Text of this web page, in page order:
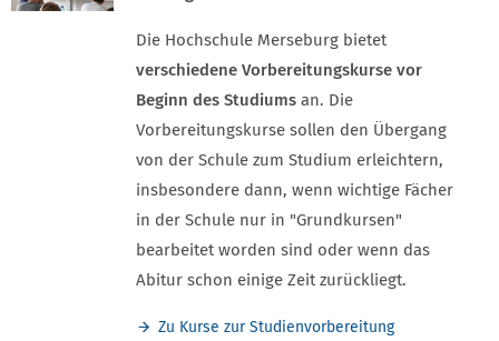
Die Hochschule Merseburg bietet
verschiedene Vorbereitungskurse vor
Beginn des Studiums an. Die
Vorbereitungskurse sollen den Übergang
von der Schule zum Studium erleichtern,
insbesondere dann, wenn wichtige Fächer
in der Schule nur in "Grundkursen"
bearbeitet worden sind oder wenn das
Abitur schon einige Zeit zurückliegt.
Zu Kurse zur Studienvorbereitung